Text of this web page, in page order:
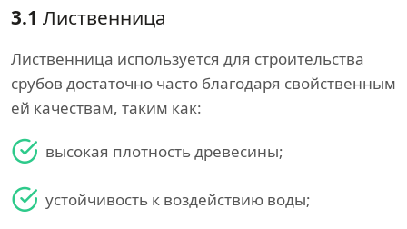
3.1 Лиственница
Лиственница используется для строительства
срубов достаточно часто благодаря свойственным
ей качествам, таким как:
высокая плотность древесины;
устойчивость к воздействию воды;